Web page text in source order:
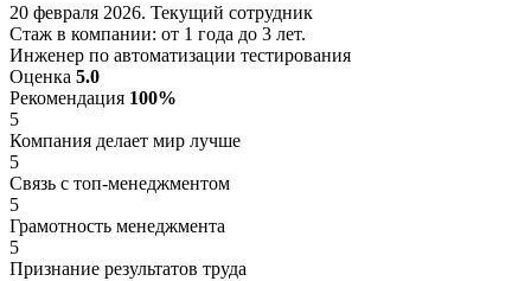
20 февраля 2026. Текущий сотрудник
Стаж в компании: от 1 года до 3 лет.
Инженер по автоматизации тестирования
Оценка 5.0
Рекомендация 100%
5
Компания делает мир лучше
5
Связь с топ-менеджментом
5
Грамотность менеджмента
5
Признание результатов труда